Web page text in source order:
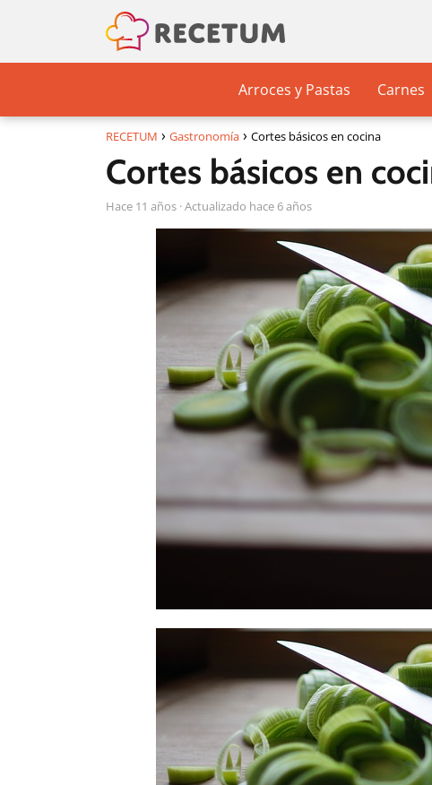
Arroces y Pastas Carnes
RECETUM Gastronomía Cortes básicos en cocina
Cortes básicos en
hace 11 años · Actualizado hace 6 años